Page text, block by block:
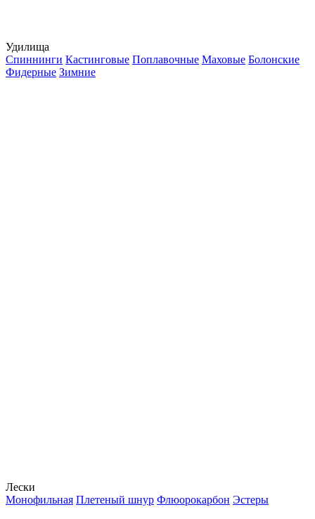
Удилища
Спиннинги Кастинговые Поплавочные Маховые Болонские
Фидерные Зимние
Лески
Монофильная Плетеный шнур Флюорокарбон Эстеры